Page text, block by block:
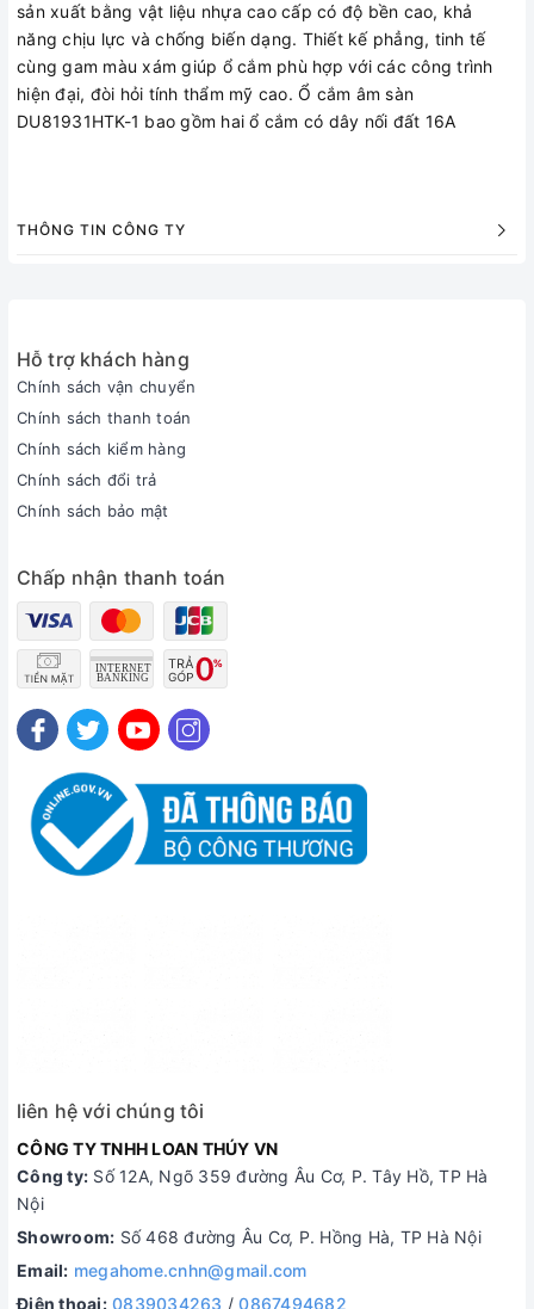
sản xuất bằng vật liệu nhựa cao cấp có độ bền cao, khả
năng chịu lực và chống biến dạng. Thiết kế phẳng, tinh tế
cùng gam màu xám giúp ổ cắm phù hợp với các công trình
hiện đại, đòi hỏi tính thẩm mỹ cao. Ổ cắm âm sàn
DU81931HTK-1 bao gồm hai ổ cắm có dây nối đất 16A
THÔNG TIN CÔNG TY
Hỗ trợ khách hàng
Chính sách vận chuyển
Chính sách thanh toán
Chính sách kiểm hàng
Chính sách đổi trả
Chính sách bảo mật
Chấp nhận thanh toán
liên hệ với chúng tôi
CÔNG TY TNHH LOAN THÚY VN
Công ty: Số 12A, Ngõ 359 đường Âu Cơ, P. Tây Hồ, TP Hà
Nội
Showroom: Số 468 đường Âu Cơ, P. Hồng Hà, TP Hà Nội
Email: megahome.cnhn@gmail.com
Điện thoại: 0839034263 /0867494682